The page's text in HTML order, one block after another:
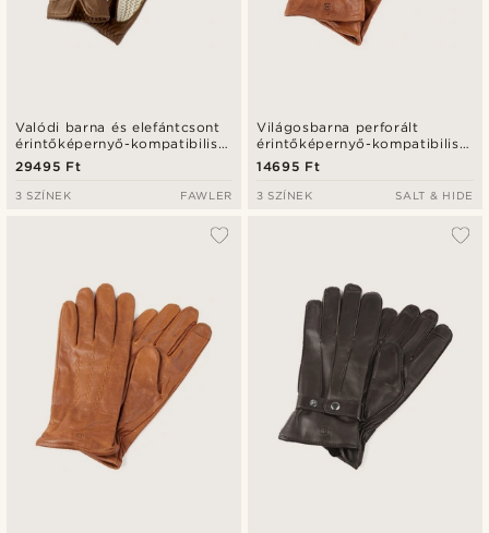
Valódi barna és elefántcsont
érintőképernyő-kompatibilis
juhbőr sofőr kesztyű
29495 Ft
3 SZÍNEK FAWLER
Világosbarna perforált
érintőképernyő-kompatibilis
birkabőr kesztyű
14695 Ft
3 SZÍNEK SALT & HIDE